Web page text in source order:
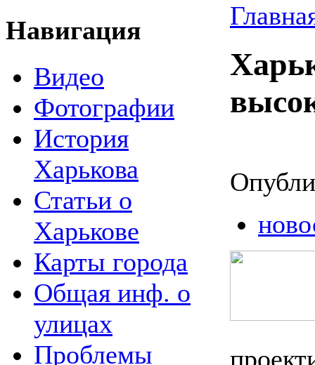
Навигация
Видео
Фотографии
История
Харькова
Статьи о
Харькове
Карты города
Общая инф. о
улицах
Проблемы